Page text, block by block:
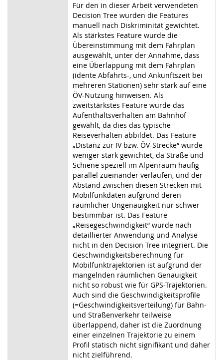
Für den in dieser Arbeit verwendeten
Decision Tree wurden die Features
manuell nach Diskriminität gewichtet.
Als stärkstes Feature wurde die
Übereinstimmung mit dem Fahrplan
ausgewählt, unter der Annahme, dass
eine Überlappung mit dem Fahrplan
(idente Abfahrts-, und Ankunftszeit bei
mehreren Stationen) sehr stark auf eine
ÖV-Nutzung hinweisen. Als
zweitstärkstes Feature wurde das
Aufenthaltsverhalten am Bahnhof
gewählt, da dies das typische
Reiseverhalten abbildet. Das Feature
„Distanz zur IV bzw. ÖV-Strecke“ wurde
weniger stark gewichtet, da Straße und
Schiene speziell im Alpenraum häufig
parallel zueinander verlaufen, und der
Abstand zwischen diesen Strecken mit
Mobilfunkdaten aufgrund deren
räumlicher Ungenauigkeit nur schwer
bestimmbar ist. Das Feature
„Reisegeschwindigkeit“ wurde nach
detaillierter Anwendung und Analyse
nicht in den Decision Tree integriert. Die
Geschwindigkeitsberechnung für
Mobilfunktrajektorien ist aufgrund der
mangelnden räumlichen Genauigkeit
nicht so robust wie für GPS-Trajektorien.
Auch sind die Geschwindigkeitsprofile
(=Geschwindigkeitsverteilung) für Bahn-
und Straßenverkehr teilweise
überlappend, daher ist die Zuordnung
einer einzelnen Trajektorie zu einem
Profil statisch nicht signifikant und daher
nicht zielführend.